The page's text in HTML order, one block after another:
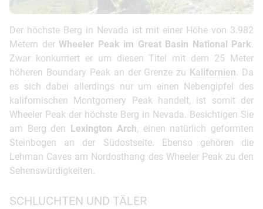
Der höchste Berg in Nevada ist mit einer Höhe von 3.982
Metern der Wheeler Peak im Great Basin National Park.
Zwar konkurriert er um diesen Titel mit dem 25 Meter
höheren Boundary Peak an der Grenze zu Kalifornien. Da
es sich dabei allerdings nur um einen Nebengipfel des
kalifornischen Montgomery Peak handelt, ist somit der
Wheeler Peak der höchste Berg in Nevada. Besichtigen Sie
am Berg den
Lexington Arch, einen natürlich geformten
Steinbogen an der Südostseite. Ebenso gehören die
Lehman Caves am Nordosthang des Wheeler Peak zu den
Sehenswürdigkeiten.
SCHLUCHTEN UND TÄLER